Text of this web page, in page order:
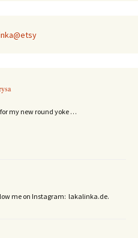
my new round yoke …
me on Instagram: lakalinka.de.